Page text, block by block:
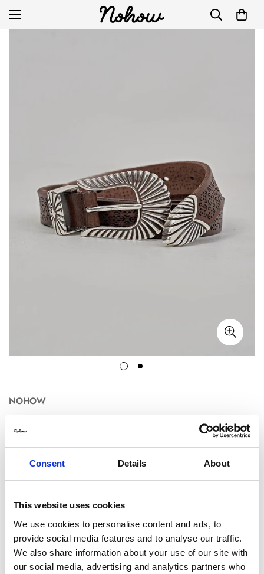
Consent Details About
This website uses cookies
We use cookies to personalise content and ads, to
provide social media features and to analyse our traffic.
We also share information about your use of our site with
our social media, advertising and analytics partners who
NOHOW
BRAUNER LEDERGÜRTEL MIT EINER SCHNALLE AUS
VERZINKTEM METALL MIT INTARSIEN
Translation
missing:
de.products.product.price.sale_price
Translation
missing:
de.products.product.price.regular_price
Title: 80
80 85 90 95
Extra 20% off with code "EXTRA" Ends in